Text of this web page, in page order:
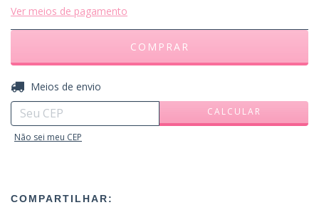
Ver meios de pagamento
Entregas para o CEP:
Meios de envio
CALCULAR
Não sei meu CEP
COMPARTILHAR: